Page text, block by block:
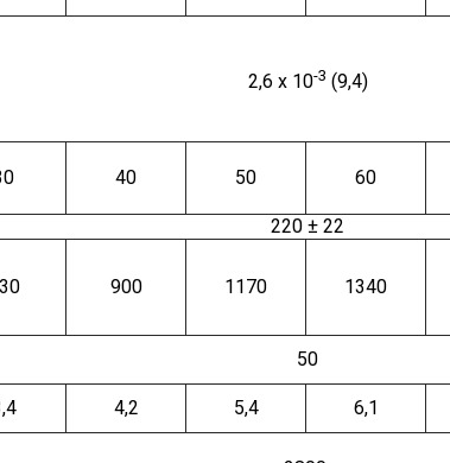
2,6 х 10-3 (9,4)
40 50 60
220 ± 22
900 1170 1340
50
4,2 5,4 6,1